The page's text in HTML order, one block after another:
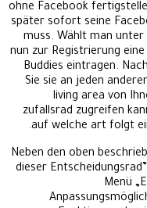
ohne Facebook
später sofort seine
muss. Wählt man
nun zur Registrierung
Buddies eintragen.
Sie sie an jeden
living area von
zufallsrad zugreifen
auf welche art folgt
Neben den oben
dieser
Menü